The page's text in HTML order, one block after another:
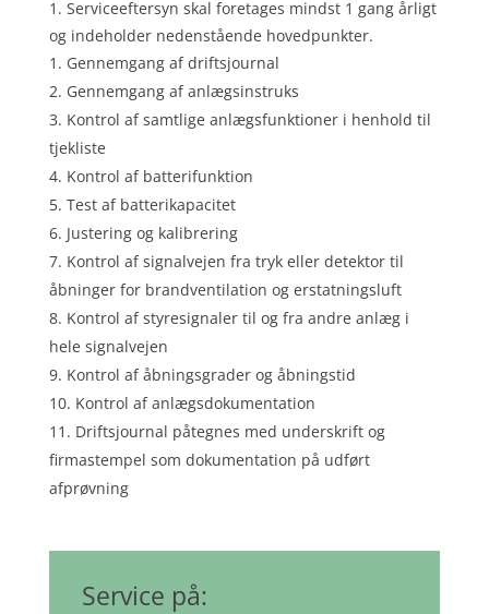
1. Serviceeftersyn skal foretages mindst 1 gang årligt
og indeholder nedenstående hovedpunkter.
Gennemgang af driftsjournal
Gennemgang af anlægsinstruks
Kontrol af samtlige anlægsfunktioner i henhold til
tjekliste
Kontrol af batterifunktion
Test af batterikapacitet
Justering og kalibrering
Kontrol af signalvejen fra tryk eller detektor til
åbninger for brandventilation og erstatningsluft
Kontrol af styresignaler til og fra andre anlæg i
hele signalvejen
Kontrol af åbningsgrader og åbningstid
Kontrol af anlægsdokumentation
Driftsjournal påtegnes med underskrift og
firmastempel som dokumentation på udført
afprøvning
Service på: